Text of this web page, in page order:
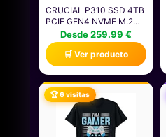
CRUCIAL P310 SSD 4TB
PCIE GEN4 NVME M.2
2280, DISCO INTERNO,
HASTA 7.100 MB/S,
COMPATIBLE CON
ORDENADOR PORTÁTIL
Y DE SOBREMESA &
CONSOLAS DE JUEGOS
PORTÁTILES -
CT4000P310SSD801
Desde 259.99 €
🛒 Ver producto
🏆 6 visitas